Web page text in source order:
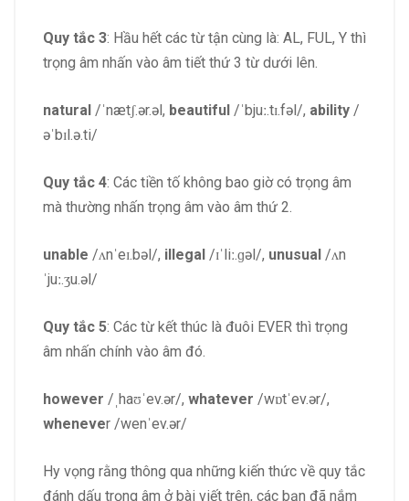
Quy tắc 3: Hầu hết các từ tận cùng là: AL, FUL, Y thì
trọng âm nhấn vào âm tiết thứ 3 từ dưới lên.
natural /ˈnætʃ.ər.əl, beautiful /ˈbjuː.tɪ.fəl/, ability /
əˈbɪl.ə.ti/
Quy tắc 4: Các tiền tố không bao giờ có trọng âm
mà thường nhấn trọng âm vào âm thứ 2.
unable /ʌnˈeɪ.bəl/, illegal /ɪˈliː.ɡəl/, unusual /ʌn
ˈjuː.ʒu.əl/
Quy tắc 5: Các từ kết thúc là đuôi EVER thì trọng
âm nhấn chính vào âm đó.
however /ˌhaʊˈev.ər/, whatever /wɒtˈev.ər/,
whenever /wenˈev.ər/
Hy vọng rằng thông qua những kiến thức về quy tắc
đánh dấu trọng âm ở bài viết trên, các bạn đã nắm